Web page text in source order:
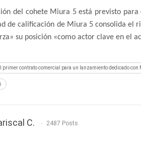
del cohete Miura 5 está previsto para
de calificación de Miura 5 consolida el
su posición «como actor clave en el
primer contrato comercial para un lanzamiento dedicado con
C. 2487 Posts